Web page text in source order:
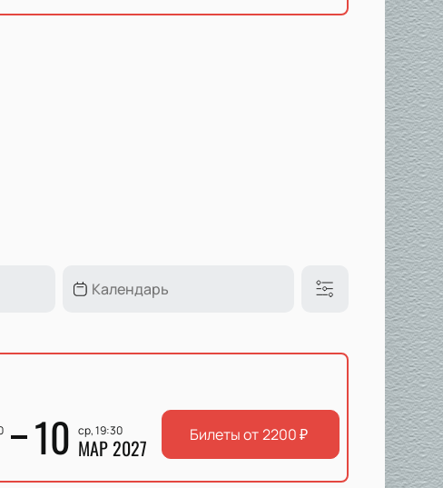
10 ср, 19:30
МАР 2027 Билеты от 2200₽